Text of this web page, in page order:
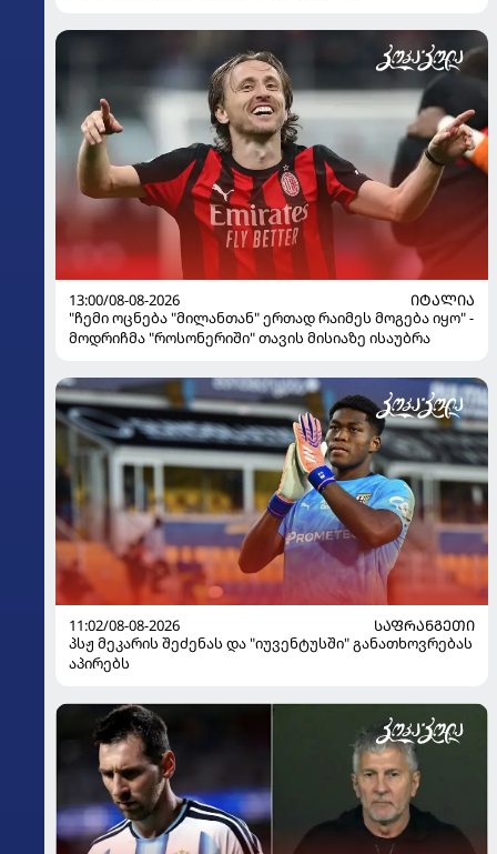
13:00/08-08-2026
ᲘᲢᲐᲚᲘᲐ
"ჩემი ოცნება "მილანთან" ერთად რაიმეს მოგება იყო" -
მოდრიჩმა "როსონერიში" თავის მისიაზე ისაუბრა
11:02/08-08-2026
ᲡᲐᲤᲠᲐᲜᲒᲔᲗᲘ
პსჟ მეკარის შეძენას და "იუვენტუსში" განათხოვრებას
აპირებს